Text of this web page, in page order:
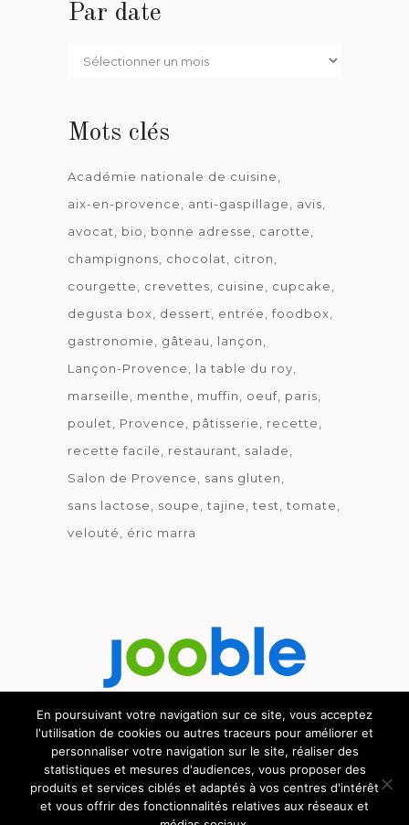
Par date
Par
Mots clés
Académie nationale de cuisine
aix-en-provence
anti-gaspillage
avis
avocat
bio bonne adresse
carotte
champignons
chocolat
citron
courgette
crevettes cuisine
cupcake
degusta box
dessert entrée
foodbox
gastronomie
gâteau
lançon
Lançon-Provence
la table du roy
marseille
menthe muffin oeuf paris
poulet
Provence pâtisserie
recette
recette facile
restaurant
salade
Salon de Provence
sans gluten
sans lactose
soupe tajine test
tomate
velouté
éric marra
Découvrez le métier de la cuisine.
En poursuivant votre navigation sur ce site, vous acceptez
l'utilisation de cookies ou autres traceurs pour améliorer et
personnaliser votre navigation sur le site, réaliser des
statistiques et mesures d'audiences, vous proposer des
produits et services ciblés et adaptés à vos centres d'intérêt
et vous offrir des fonctionnalités relatives aux réseaux et